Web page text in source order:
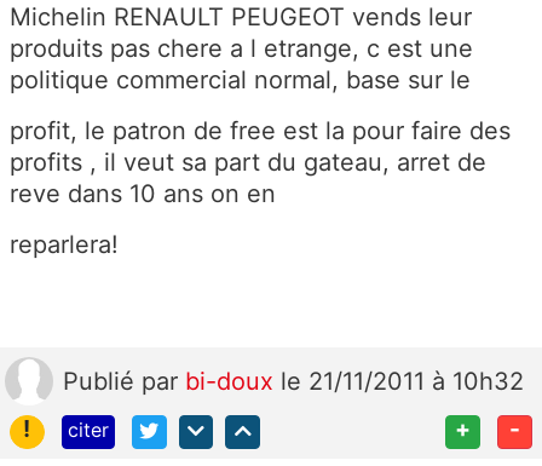
Michelin RENAULT PEUGEOT vends leur
produits pas chere a l etrange, c est une
politique commercial normal, base sur le
profit, le patron de free est la pour faire des
profits , il veut sa part du gateau, arret de
reve dans 10 ans on en
reparlera!
Publié par bi-doux le 21/11/2011 à 10h32
!
citer + -